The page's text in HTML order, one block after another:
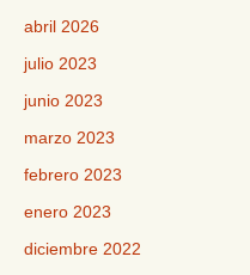
abril 2026
julio 2023
junio 2023
marzo 2023
febrero 2023
enero 2023
diciembre 2022